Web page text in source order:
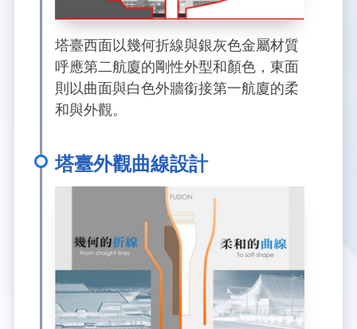
內部控制制度
線上申辦表單下載
飛航服務總臺執行職務安全及衛生防護報告
塔臺西面以幾何折線與銀灰色金屬材質
呼應第二航廈的剛性外型和顏色，東面
則以曲面與白色外牆銜接第一航廈的柔
和與外觀。
塔臺外觀曲線設計